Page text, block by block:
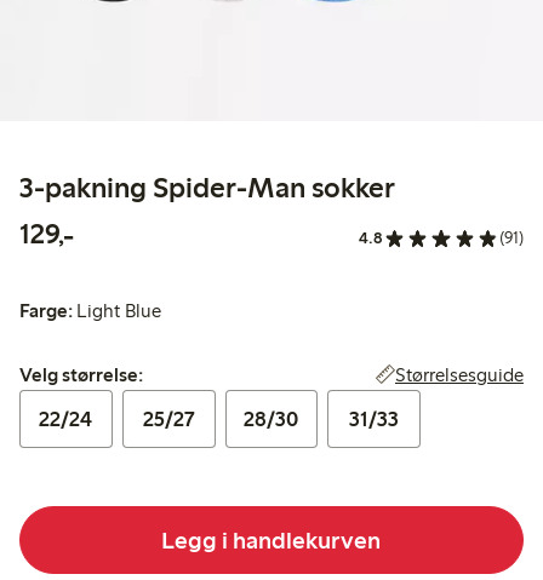
3-pakning Spider-Man sokker
129,-129,00 kr 4.8 (91)
Farge: Light Blue
Velg størrelse:
Velg størrelse: Størrelsesguide
22/24 25/27 28/30 31/33
Legg i handlekurven